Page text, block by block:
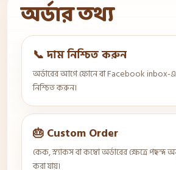
অর্ডার তথ্য
📞 দাম নিশ্চিত করুন
অর্ডারের আগে ফোনে বা Facebook inbox-এ
নিশ্চিত করুন।
🎂 Custom Order
কেক, স্ন্যাকস বা কম্বো অর্ডারের ক্ষেত্রে পছন্দ
করা যায়।